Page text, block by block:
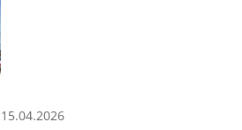
15.04.2026